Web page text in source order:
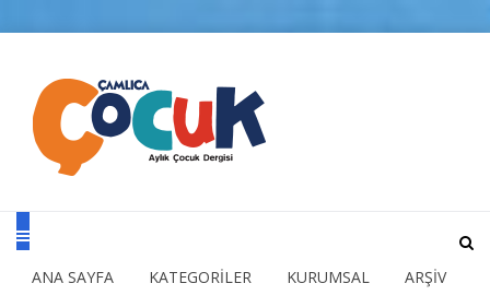
ANA SAYFA KATEGORİLER KURUMSAL ARŞİV